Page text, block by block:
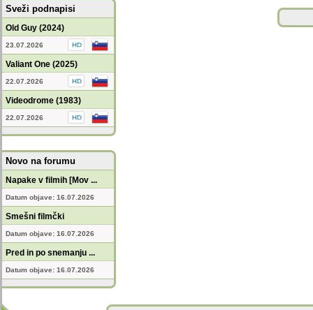
Sveži podnapisi
Old Guy (2024)
23.07.2026
Valiant One (2025)
22.07.2026
Videodrome (1983)
22.07.2026
Novo na forumu
Napake v filmih [Mov ...
Datum objave: 16.07.2026
Smešni filmčki
Datum objave: 16.07.2026
Pred in po snemanju ...
Datum objave: 16.07.2026